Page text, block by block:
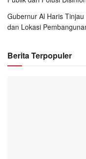
Gubernur Al Haris
dan Lokasi
Berita Terpopuler